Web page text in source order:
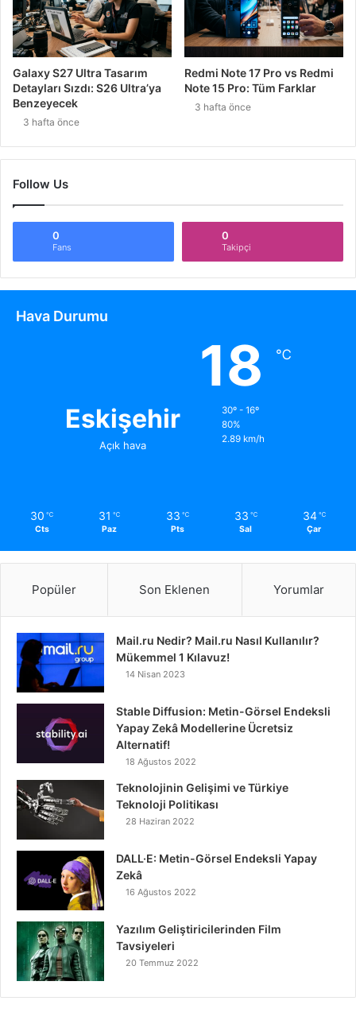
Galaxy S27 Ultra Tasarım
Detayları Sızdı: S26 Ultra’ya
Benzeyecek
3 hafta önce
Redmi Note 17 Pro vs Redmi
Note 15 Pro: Tüm Farklar
3 hafta önce
Follow Us
0
Fans
0
Takipçi
Hava Durumu
Eskişehir
Açık hava
18 ℃
30º - 16º
80%
2.89 km/h
30 ℃
Cts
31 ℃
Paz
33 ℃
Pts
33 ℃
Sal
34 ℃
Çar
Popüler Son Eklenen Yorumlar
Mail.ru Nedir? Mail.ru Nasıl Kullanılır?
Mükemmel 1 Kılavuz!
14 Nisan 2023
Stable Diffusion: Metin-Görsel Endeksli
Yapay Zekâ Modellerine Ücretsiz
Alternatif!
18 Ağustos 2022
Teknolojinin Gelişimi ve Türkiye
Teknoloji Politikası
28 Haziran 2022
DALL·E: Metin-Görsel Endeksli Yapay
Zekâ
16 Ağustos 2022
Yazılım Geliştiricilerinden Film
Tavsiyeleri
20 Temmuz 2022